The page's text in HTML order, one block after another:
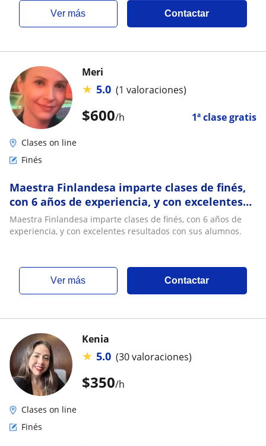
ver más Contactar
$600/h 1ª clase gratis
Meri
★ 5.0 (1 valoraciones)
Clases on line
Finés
Maestra Finlandesa imparte clases de finés,
con 6 años de experiencia, y con excelentes
resultados con sus alumnos
Maestra Finlandesa imparte clases de finés, con 6 años de
experiencia, y con excelentes resultados con sus alumnos.
ver más Contactar
$350/h
Kenia
★ 5.0 (30 valoraciones)
Clases on line
Finés